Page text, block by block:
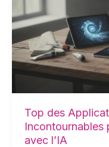
Top des
Incontournables
avec l’IA
Incontournables
pour
Créer
des
Images